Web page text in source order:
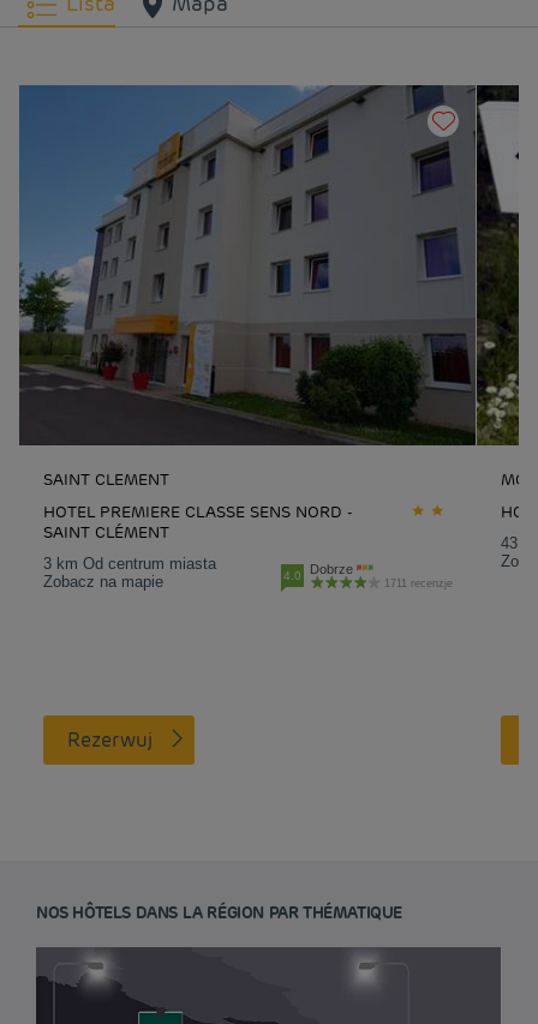
SAINT CLEMENT
HOTEL PREMIERE CLASSE SENS NORD -
SAINT CLÉMENT
3 km Od centrum miasta
Zobacz na mapie
4.0 Dobrze
1711 recenzje
Rezerwuj
43.7
NOS HÔTELS DANS LA RÉGION PAR THÉMATIQUE